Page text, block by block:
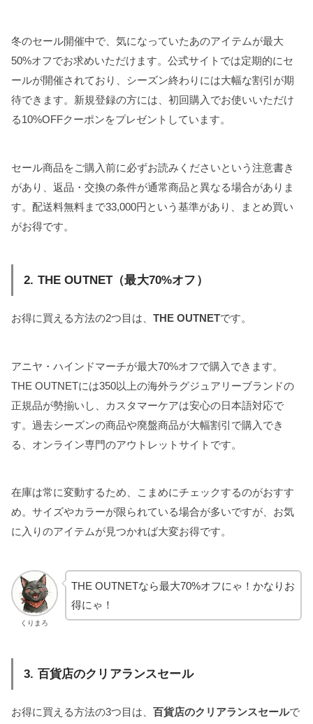
冬のセール開催中で、気になっていたあのアイテムが最大
50%オフでお求めいただけます。公式サイトでは定期的にセ
ールが開催されており、シーズン終わりには大幅な割引が期
待できます。新規登録の方には、初回購入でお使いいただけ
る10%OFFクーポンをプレゼントしています。
セール商品をご購入前に必ずお読みくださいという注意書き
があり、返品・交換の条件が通常商品と異なる場合がありま
す。配送料無料まで33,000円という基準があり、まとめ買い
がお得です。
2. THE OUTNET（最大70%オフ）
お得に買える方法の2つ目は、 THE OUTNETです。
アニヤ・ハインドマーチが最大70%オフで購入できます。
THE OUTNETには350以上の海外ラグジュアリーブランドの
正規品が勢揃いし、カスタマーケアは安心の日本語対応で
す。過去シーズンの商品や廃盤商品が大幅割引で購入でき
る、オンライン専門のアウトレットサイトです。
在庫は常に変動するため、こまめにチェックするのがおすす
め。サイズやカラーが限られている場合が多いですが、お気
に入りのアイテムが見つかれば大変お得です。
くりまろ
THE OUTNETなら最大70%オフにゃ！かなりお
得にゃ！
3. 百貨店のクリアランスセール
お得に買える方法の3つ目は、 百貨店のクリアランスセールで